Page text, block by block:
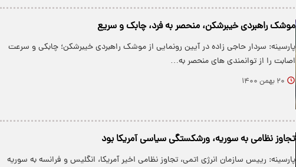
موشک راهبردی خیبرشکن‏‎، منحصر به فرد،‌ چابک و سریع
پارسینه: ­سردار حاجی زاده در آیین رونمایی از موشک راهبردی خیبرشکن؛ چابکی و سرعت
اصابت را از توانمندی های منحصر به…
۲۰ بهمن ۱۴۰۰
تجاوز نظامی به سوریه، ورشکستگی سیاسی آمریکا بود
پارسینه: رییس سازمان انرژی اتمی، تجاوز نظامی اخیر آمریکا، انگلیس و فرانسه به سوریه